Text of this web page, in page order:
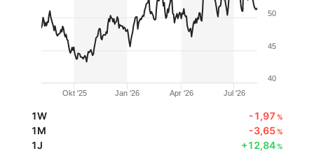
Okt '25 Jan '26 Apr '26 Jul '26
40
45
50
1W -1,97 %
1M -3,65%
1J +12,84%